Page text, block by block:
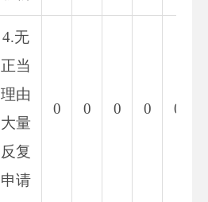
4.无
正当
理由
大量
反复
申请
0 0 0 0 0